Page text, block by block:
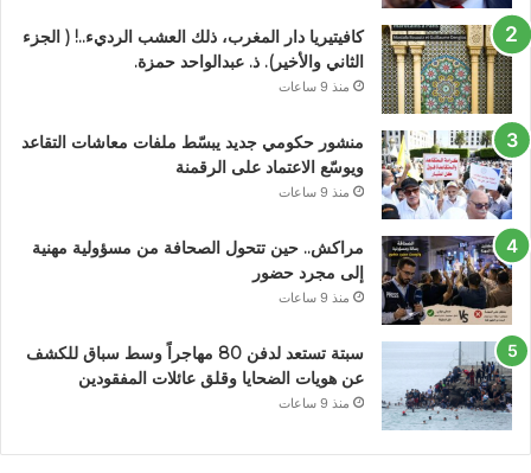
كافيتيريا دار المغرب، ذلك العشب الرديء..! ( الجزء
الثاني والأخير). ذ. عبدالواحد حمزة.
منذ 9 ساعات
منشور حكومي جديد يبسّط ملفات معاشات التقاعد
ويوسّع الاعتماد على الرقمنة
منذ 9 ساعات
مراكش.. حين تتحول الصحافة من مسؤولية مهنية
إلى مجرد حضور
منذ 9 ساعات
سبتة تستعد لدفن 80 مهاجراً وسط سباق للكشف
عن هويات الضحايا وقلق عائلات المفقودين
منذ 9 ساعات